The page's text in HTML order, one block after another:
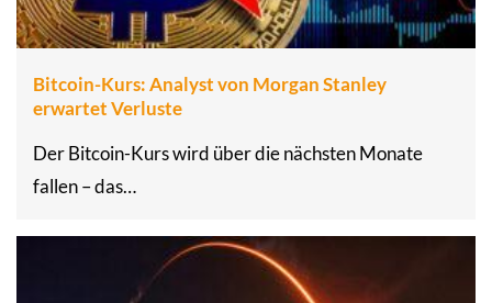
Bitcoin-Kurs: Analyst von Morgan Stanley
erwartet Verluste
Der Bitcoin-Kurs wird über die nächsten Monate
fallen – das…